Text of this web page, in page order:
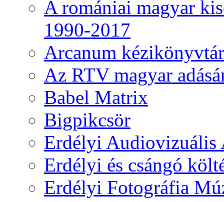
A romániai magyar
1990-2017
Arcanum kézikönyvtár
Az RTV magyar
Babel Matrix
Bigpikcsör
Erdélyi Audiovizuális
Erdélyi és csángó
Erdélyi Fotográfia